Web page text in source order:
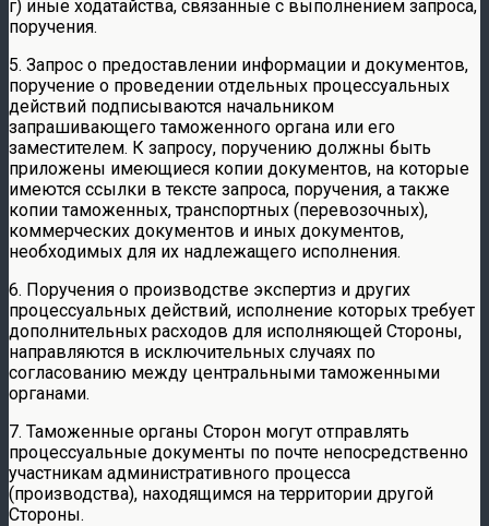
г) иные ходатайства, связанные с выполнением запроса,
поручения.
5. Запрос о предоставлении информации и документов,
поручение о проведении отдельных процессуальных
действий подписываются начальником
запрашивающего таможенного органа или его
заместителем. К запросу, поручению должны быть
приложены имеющиеся копии документов, на которые
имеются ссылки в тексте запроса, поручения, а также
копии таможенных, транспортных (перевозочных),
коммерческих документов и иных документов,
необходимых для их надлежащего исполнения.
6. Поручения о производстве экспертиз и других
процессуальных действий, исполнение которых требует
дополнительных расходов для исполняющей Стороны,
направляются в исключительных случаях по
согласованию между центральными таможенными
органами.
7. Таможенные органы Сторон могут отправлять
процессуальные документы по почте непосредственно
участникам административного процесса
(производства), находящимся на территории другой
Стороны.